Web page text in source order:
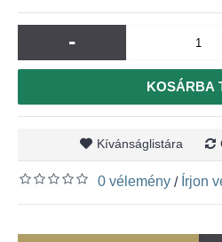
-
KOSÁRBA
Kívánságlistára
0 vélemény / Írjon